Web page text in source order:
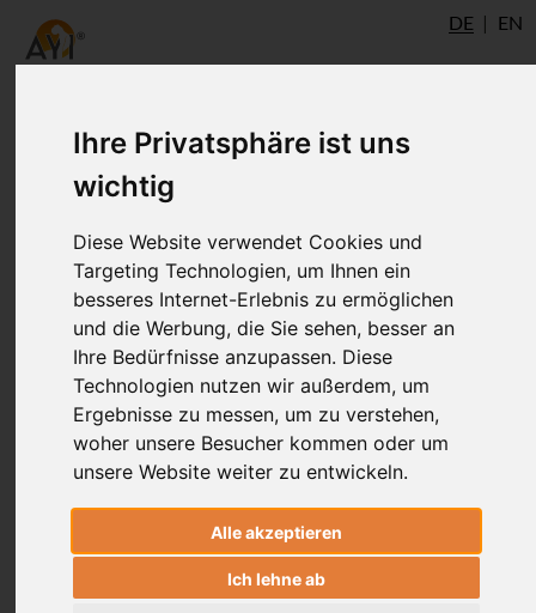
Ihre Privatsphäre ist uns
wichtig
Diese Website verwendet Cookies und
Targeting Technologien, um Ihnen ein
besseres Internet-Erlebnis zu ermöglichen
und die Werbung, die Sie sehen, besser an
Ihre Bedürfnisse anzupassen. Diese
Technologien nutzen wir außerdem, um
Ergebnisse zu messen, um zu verstehen,
woher unsere Besucher kommen oder um
unsere Website weiter zu entwickeln.
Alle akzeptieren
Ich lehne ab
DE EN
Eva Paasch
www.oneworldyoga.de/